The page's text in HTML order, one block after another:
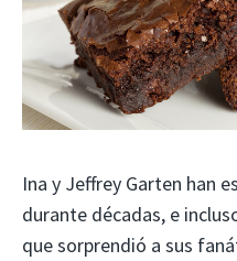
Ina y Jeffrey Garten han
durante décadas, e
que sorprendió a sus